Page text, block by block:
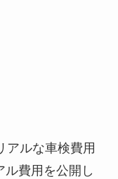
アルな車検費用
ル費用を公開し